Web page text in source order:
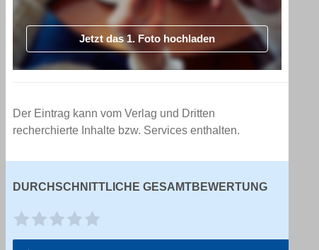
Jetzt das 1. Foto hochladen
Der Eintrag kann vom Verlag und Dritten
recherchierte Inhalte bzw. Services enthalten.
DURCHSCHNITTLICHE GESAMTBEWERTUNG